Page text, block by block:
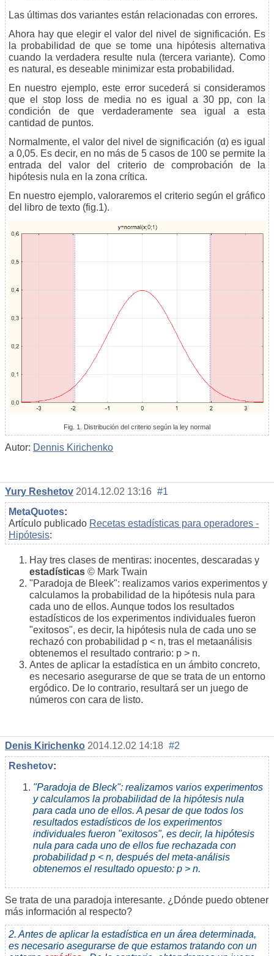
Las últimas dos variantes están relacionadas con errores.
Ahora hay que elegir el valor del nivel de significación. Es
la probabilidad de que se tome una hipótesis alternativa
cuando la verdadera resulte nula (tercera variante). Como
es natural, es deseable minimizar esta probabilidad.
En nuestro ejemplo, este error sucederá si consideramos
que el stop loss de media no es igual a 30 pp, con la
condición de que verdaderamente sea igual a esta
cantidad de puntos.
Normalmente, el valor del nivel de significación (α) es igual
a 0,05. Es decir, en no más de 5 casos de 100 se permite la
entrada del valor del criterio de comprobación de la
hipótesis nula en la zona crítica.
En nuestro ejemplo, valoraremos el criterio según el gráfico
del libro de texto (fig.1).
Fig. 1. Distribución del criterio según la ley normal
Autor: Dennis Kirichenko
Yury Reshetov 2014.12.02 13:16 #1
MetaQuotes:
Artículo publicado Recetas estadísticas para operadores -
Hipótesis:
Hay tres clases de mentiras: inocentes, descaradas y
estadísticas © Mark Twain
"Paradoja de Bleek": realizamos varios experimentos y
calculamos la probabilidad de la hipótesis nula para
cada uno de ellos. Aunque todos los resultados
estadísticos de los experimentos individuales fueron
"exitosos", es decir, la hipótesis nula de cada uno se
rechazó con probabilidad p < n, tras el metaanálisis
obtenemos el resultado contrario: p > n.
Antes de aplicar la estadística en un ámbito concreto,
es necesario asegurarse de que se trata de un entorno
ergódico. De lo contrario, resultará ser un juego de
números con cara de listo.
Denis Kirichenko 2014.12.02 14:18 #2
Reshetov:
"Paradoja de Bleck": realizamos varios experimentos
y calculamos la probabilidad de la hipótesis nula
para cada uno de ellos. A pesar de que todos los
resultados estadísticos de los experimentos
individuales fueron "exitosos", es decir, la hipótesis
nula para cada uno de ellos fue rechazada con
probabilidad p < n, después del meta-análisis
obtenemos el resultado opuesto: p > n.
Se trata de una paradoja interesante. ¿Dónde puedo obtener
más información al respecto?
2. Antes de aplicar la estadística en un área determinada,
es necesario asegurarse de que estamos tratando con un